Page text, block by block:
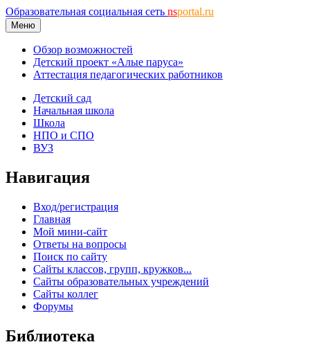
Образовательная социальная сеть nsportal.ru
Меню
Обзор возможностей
Детский проект «Алые паруса»
Аттестация педагогических работников
Детский сад
Начальная школа
Школа
НПО и СПО
ВУЗ
Навигация
Вход/регистрация
Главная
Мой мини-сайт
Ответы на вопросы
Поиск по сайту
Сайты классов, групп, кружков...
Сайты образовательных учреждений
Сайты коллег
Форумы
Библиотека